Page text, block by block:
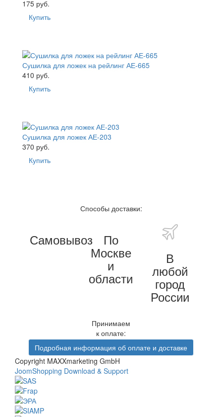
175 руб.
Купить
Сушилка для ложек на рейлинг АЕ-665
410 руб.
Купить
Сушилка для ложек АЕ-203
370 руб.
Купить
Способы доставки:
Самовывоз По
Москве
и
области
В
любой
город
России
Принимаем
к оплате:
Подробная информация об оплате и доставке
Copyright MAXXmarketing GmbH
JoomShopping Download & Support